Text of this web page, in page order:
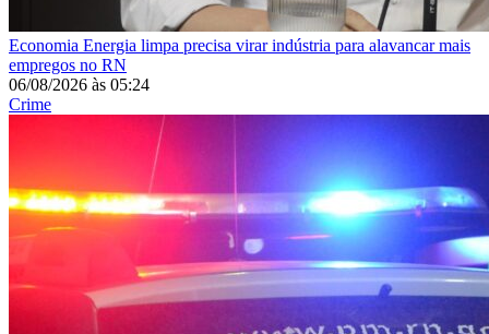
Economia Energia limpa precisa virar indústria para alavancar mais
empregos no RN
06/08/2026 às 05:24
Crime